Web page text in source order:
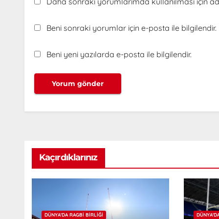
Beni sonraki yorumlar için e-posta ile bilgilendir.
Beni yeni yazılarda e-posta ile bilgilendir.
Kaçırdıklarınız
DÜNYA'DA RAGBI BIRLIĞI